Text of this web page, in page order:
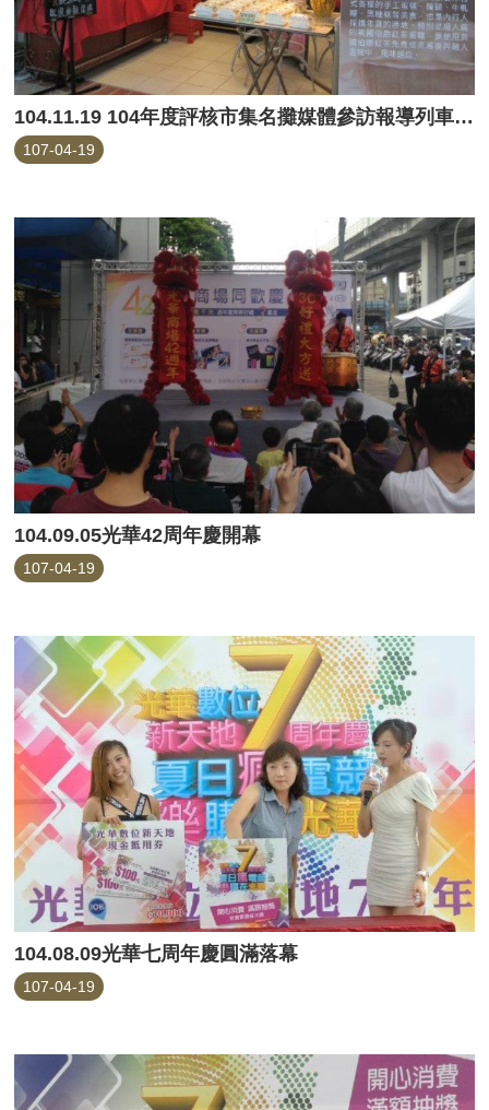
104.11.19 104年度評核市集名攤媒體參訪報導列車(永樂市場)
107-04-19
104.09.05光華42周年慶開幕
107-04-19
104.08.09光華七周年慶圓滿落幕
107-04-19